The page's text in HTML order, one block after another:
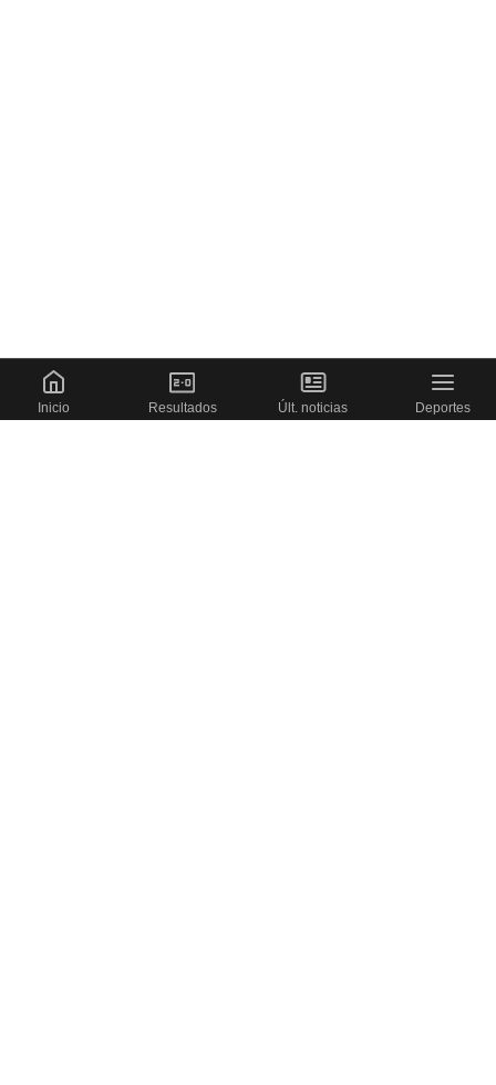
Inicio Resultados Últ. noticias Deportes